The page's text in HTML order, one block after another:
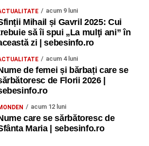
Pamfilie și Școala de muzică„DoReMi”
și grupul de folclor;
Săsești.
Tineretului: proiecția filmului pentru
(România, 2021), film de familie și
2026
acum 9 luni
Mihail și Gavril 2025: Cui
să îi spui „La mulţi ani” în
zi | sebesinfo.ro
acum 4 luni
de femei și bărbați care se
de Florii 2026 |
acum 12 luni
care se sărbătoresc de
Maria | sebesinfo.ro